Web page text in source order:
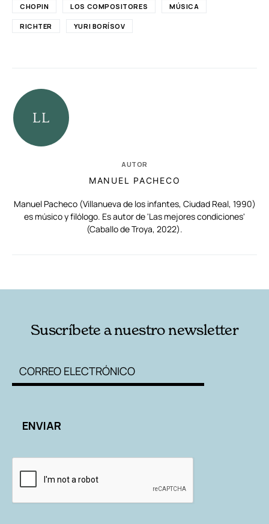
CHOPIN LOS COMPOSITORES MÚSICA
RICHTER YURI BORÍSOV
AUTOR
MANUEL PACHECO
Manuel Pacheco (Villanueva de los infantes, Ciudad Real, 1990)
es músico y filólogo. Es autor de 'Las mejores condiciones'
(Caballo de Troya, 2022).
Suscríbete a nuestro newsletter